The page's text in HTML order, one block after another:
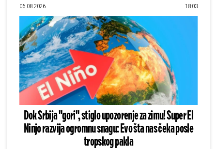
06.08.2026 18:03
Dok Srbija "gori", stiglo upozorenje za zimu! Super El
Ninjo razvija ogromnu snagu: Evo šta nas čeka posle
tropskog pakla